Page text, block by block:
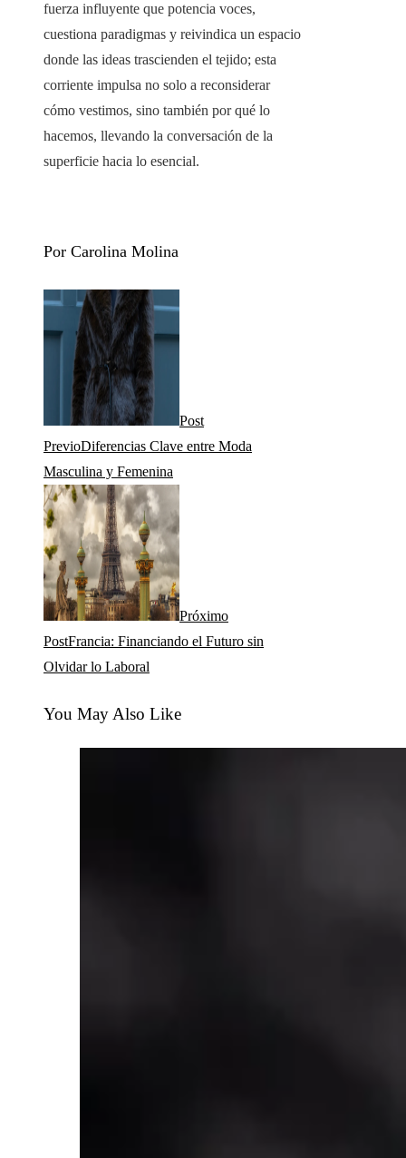
fuerza influyente que potencia voces,
cuestiona paradigmas y reivindica un espacio
donde las ideas trascienden el tejido; esta
corriente impulsa no solo a reconsiderar
cómo vestimos, sino también por qué lo
hacemos, llevando la conversación de la
superficie hacia lo esencial.
Por Carolina Molina
Post
PrevioDiferencias Clave entre Moda
Masculina y Femenina
Próximo
PostFrancia: Financiando el Futuro sin
Olvidar lo Laboral
You May Also Like